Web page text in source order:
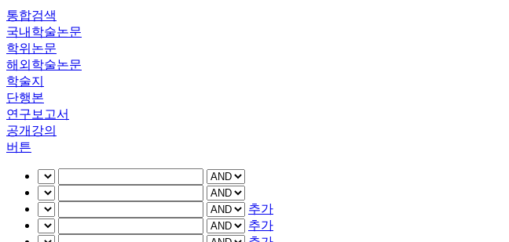
통합검색
국내학술논문
학위논문
해외학술논문
학술지
단행본
연구보고서
공개강의
버튼
추가
추가